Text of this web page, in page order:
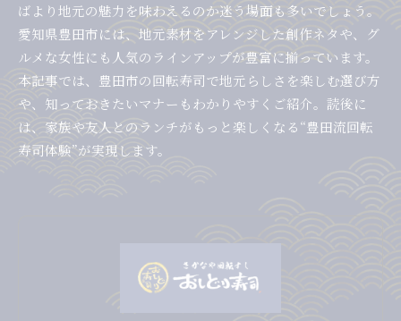
ばより地元の魅力を味わえるのか迷う場面も多いでしょう。
愛知県豊田市には、地元素材をアレンジした創作ネタや、グ
ルメな女性にも人気のラインアップが豊富に揃っています。
本記事では、豊田市の回転寿司で地元らしさを楽しむ選び方
や、知っておきたいマナーもわかりやすくご紹介。読後に
は、家族や友人とのランチがもっと楽しくなる“豊田流回転
寿司体験”が実現します。